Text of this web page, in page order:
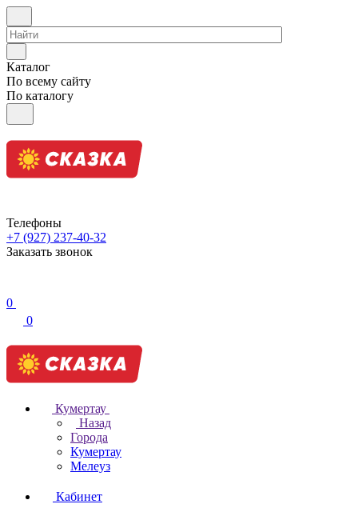
Каталог
По всему сайту
По каталогу
Телефоны
+7 (927) 237-40-32
Заказать звонок
0
0
Кумертау
Назад
Города
Кумертау
Мелеуз
Кабинет